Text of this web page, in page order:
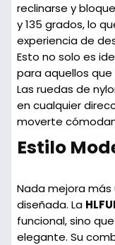
reclinarse y
y 135 grados, lo
experiencia de
Esto no solo es
para aquellos
Las ruedas de
en cualquier
moverte
Estilo
Nada mejora más
diseñada. La
funcional, sino
elegante. Su